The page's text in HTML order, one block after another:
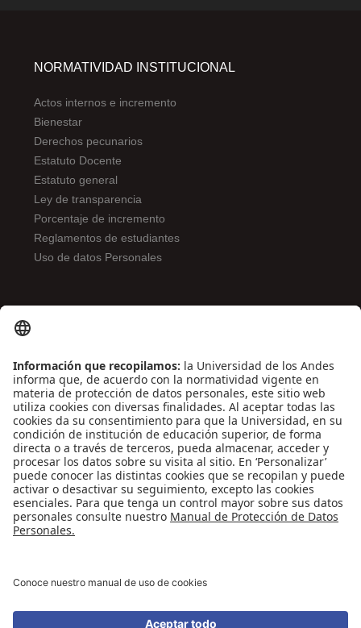
NORMATIVIDAD INSTITUCIONAL
Actos internos e incremento
Bienestar
Derechos pecunarios
Estatuto Docente
Estatuto general
Ley de transparencia
Porcentaje de incremento
Reglamentos de estudiantes
Uso de datos Personales
Contáctenos
Biblioguías
Preguntas frecuentes
Capacitación
Directrices
Entretenimiento
Compra de libros y material audiovisual